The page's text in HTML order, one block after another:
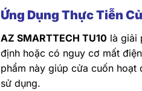
Ứng Dụng Thực Tiễn
AZ SMARTTECH TU10 là giải
định hoặc có nguy cơ mất
phẩm này giúp cửa cuốn
sử dụng.